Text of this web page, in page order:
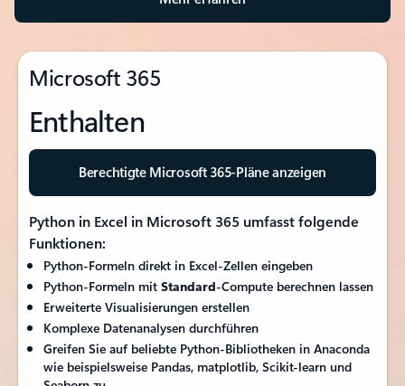
Microsoft 365
Enthalten
Berechtigte Microsoft 365-Pläne anzeigen
Python in Excel in Microsoft 365 umfasst folgende
Funktionen:
Python-Formeln direkt in Excel-Zellen eingeben
Python-Formeln mit Standard-Compute berechnen lassen
Erweiterte Visualisierungen erstellen
Komplexe Datenanalysen durchführen
Greifen Sie auf beliebte Python-Bibliotheken in Anaconda
wie beispielsweise Pandas, matplotlib, Scikit-learn und